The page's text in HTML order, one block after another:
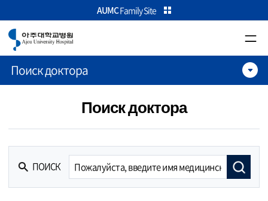
본문으로 가기
주메뉴로 가기
카피라이트로 가기
AUMCFamily Site
Поиск доктора
Поиск доктора
ПОИСК